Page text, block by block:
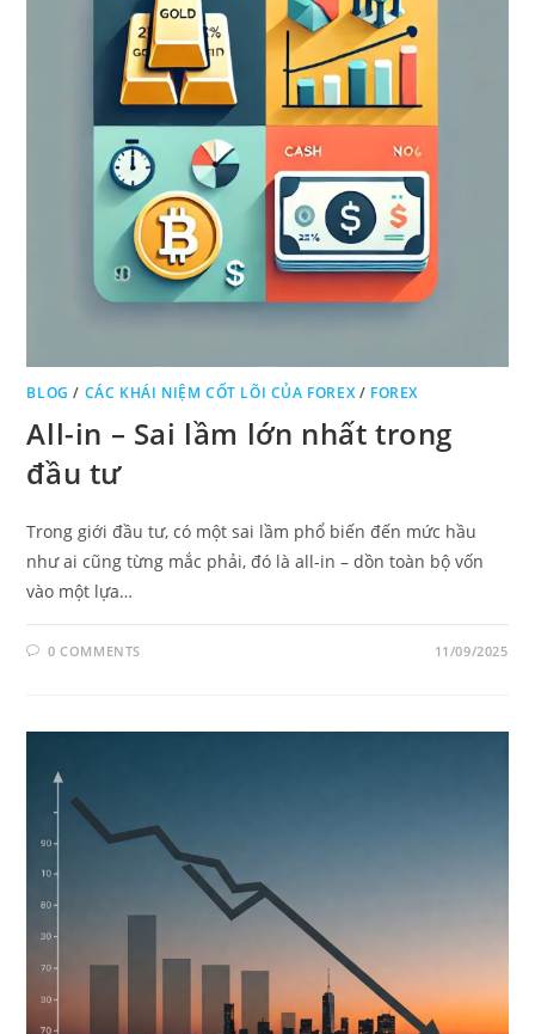
BLOG / CÁC KHÁI NIỆM CỐT LÕI CỦA FOREX/ FOREX
All-in – Sai lầm lớn nhất trong
đầu tư
Trong giới đầu tư, có một sai lầm phổ biến đến mức hầu
như ai cũng từng mắc phải, đó là all-in – dồn toàn bộ vốn
vào một lựa…
0 COMMENTS 11/09/2025